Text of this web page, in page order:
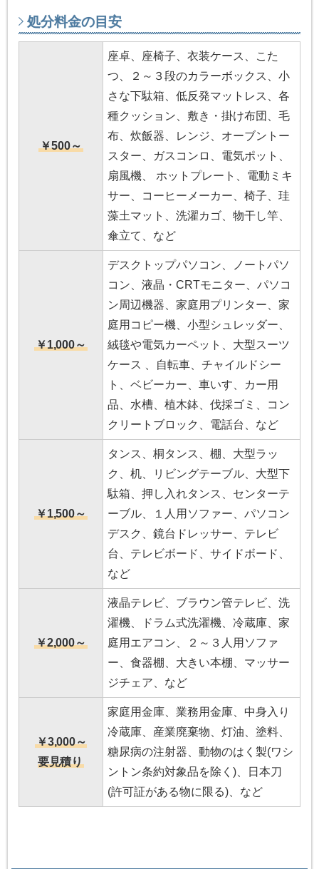
処分料金の目安
￥500～
座卓、座椅子、衣装ケース、こた
つ、２～３段のカラーボックス、小
さな下駄箱、低反発マットレス、各
種クッション、敷き・掛け布団、毛
布、炊飯器、レンジ、オーブントー
スター、ガスコンロ、電気ポット、
扇風機、 ホットプレート、電動ミキ
サー、コーヒーメーカー、椅子、珪
藻土マット、洗濯カゴ、物干し竿、
傘立て、など
￥1,000～
デスクトップパソコン、ノートパソ
コン、液晶・CRTモニター、パソコ
ン周辺機器、家庭用プリンター、家
庭用コピー機、小型シュレッダー、
絨毯や電気カーペット、大型スーツ
ケース 、自転車、チャイルドシー
ト、ベビーカー、車いす、カー用
品、水槽、植木鉢、伐採ゴミ、コン
クリートブロック、電話台、など
￥1,500～
タンス、桐タンス、棚、大型ラッ
ク、机、リビングテーブル、大型下
駄箱、押し入れタンス、センターテ
ーブル、１人用ソファー、パソコン
デスク、鏡台ドレッサー、テレビ
台、テレビボード、サイドボード、
など
￥2,000～
液晶テレビ、ブラウン管テレビ、洗
濯機、ドラム式洗濯機、冷蔵庫、家
庭用エアコン、２～３人用ソファ
ー、食器棚、大きい本棚、マッサー
ジチェア、など
￥3,000～
要見積り
家庭用金庫、業務用金庫、中身入り
冷蔵庫、産業廃棄物、灯油、塗料、
糖尿病の注射器、動物のはく製(ワシ
ントン条約対象品を除く)、日本刀
(許可証がある物に限る)、など